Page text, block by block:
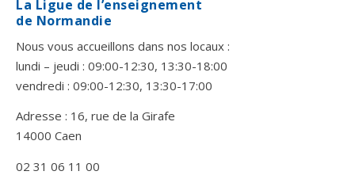
La Ligue de l’enseignement
de Normandie
Nous vous accueillons dans nos locaux :
lundi – jeudi : 09:00-12:30, 13:30-18:00
vendredi : 09:00-12:30, 13:30-17:00
Adresse : 16, rue de la Girafe
14000 Caen
02 31 06 11 00